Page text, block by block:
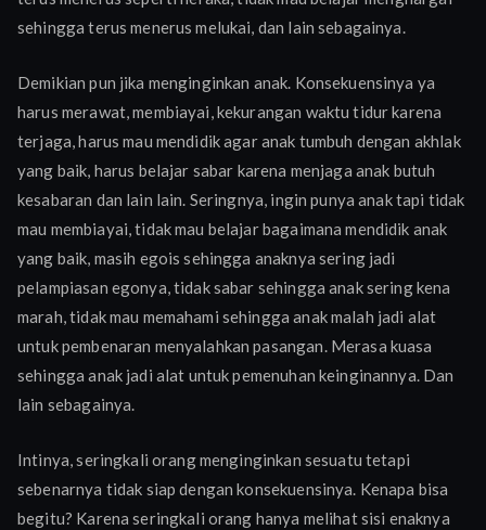
sehingga terus menerus melukai, dan lain sebagainya.
Demikian pun jika menginginkan anak. Konsekuensinya ya
harus merawat, membiayai, kekurangan waktu tidur karena
terjaga, harus mau mendidik agar anak tumbuh dengan akhlak
yang baik, harus belajar sabar karena menjaga anak butuh
kesabaran dan lain lain. Seringnya, ingin punya anak tapi tidak
mau membiayai, tidak mau belajar bagaimana mendidik anak
yang baik, masih egois sehingga anaknya sering jadi
pelampiasan egonya, tidak sabar sehingga anak sering kena
marah, tidak mau memahami sehingga anak malah jadi alat
untuk pembenaran menyalahkan pasangan. Merasa kuasa
sehingga anak jadi alat untuk pemenuhan keinginannya. Dan
lain sebagainya.
Intinya, seringkali orang menginginkan sesuatu tetapi
sebenarnya tidak siap dengan konsekuensinya. Kenapa bisa
begitu? Karena seringkali orang hanya melihat sisi enaknya